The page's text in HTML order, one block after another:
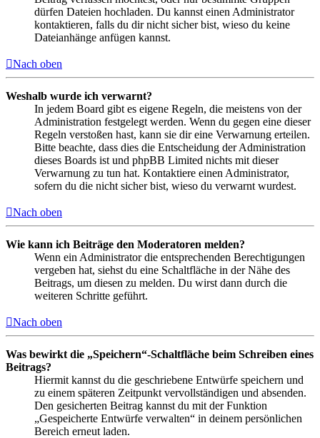
dürfen Dateien hochladen. Du kannst einen Administrator
kontaktieren, falls du dir nicht sicher bist, wieso du keine
Dateianhänge anfügen kannst.
Nach oben
Weshalb wurde ich verwarnt?
In jedem Board gibt es eigene Regeln, die meistens von der
Administration festgelegt werden. Wenn du gegen eine dieser
Regeln verstoßen hast, kann sie dir eine Verwarnung erteilen.
Bitte beachte, dass dies die Entscheidung der Administration
dieses Boards ist und phpBB Limited nichts mit dieser
Verwarnung zu tun hat. Kontaktiere einen Administrator,
sofern du die nicht sicher bist, wieso du verwarnt wurdest.
Nach oben
Wie kann ich Beiträge den Moderatoren melden?
Wenn ein Administrator die entsprechenden Berechtigungen
vergeben hat, siehst du eine Schaltfläche in der Nähe des
Beitrags, um diesen zu melden. Du wirst dann durch die
weiteren Schritte geführt.
Nach oben
Was bewirkt die „Speichern“-Schaltfläche beim Schreiben eines
Beitrags?
Hiermit kannst du die geschriebene Entwürfe speichern und
zu einem späteren Zeitpunkt vervollständigen und absenden.
Den gesicherten Beitrag kannst du mit der Funktion
„Gespeicherte Entwürfe verwalten“ in deinem persönlichen
Bereich erneut laden.